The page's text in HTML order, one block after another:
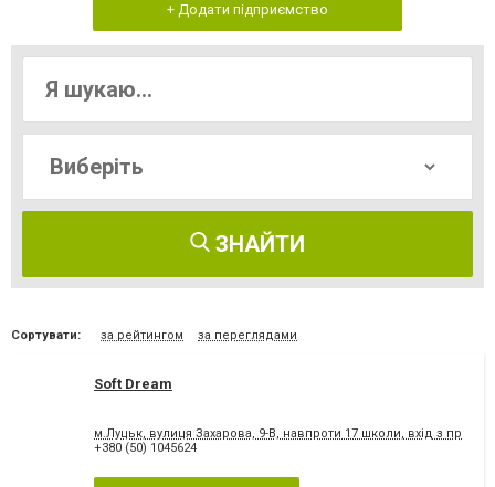
+ Додати підприємство
ЗНАЙТИ
Сортувати: за рейтингом за переглядами
Soft Dream
м.Луцьк, вулиця Захарова, 9-В, навпроти 17 школи, вхід з
+380 (50) 1045624